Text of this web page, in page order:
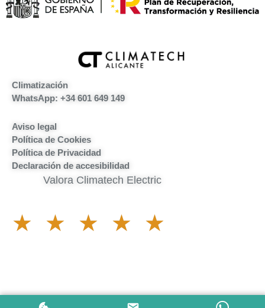
Climatización
WhatsApp: +34 601 649 149
Aviso legal
Política de Cookies
Política de Privacidad
Declaración de accesibilidad
Valora Climatech Electric
★ ★ ★ ★ ★